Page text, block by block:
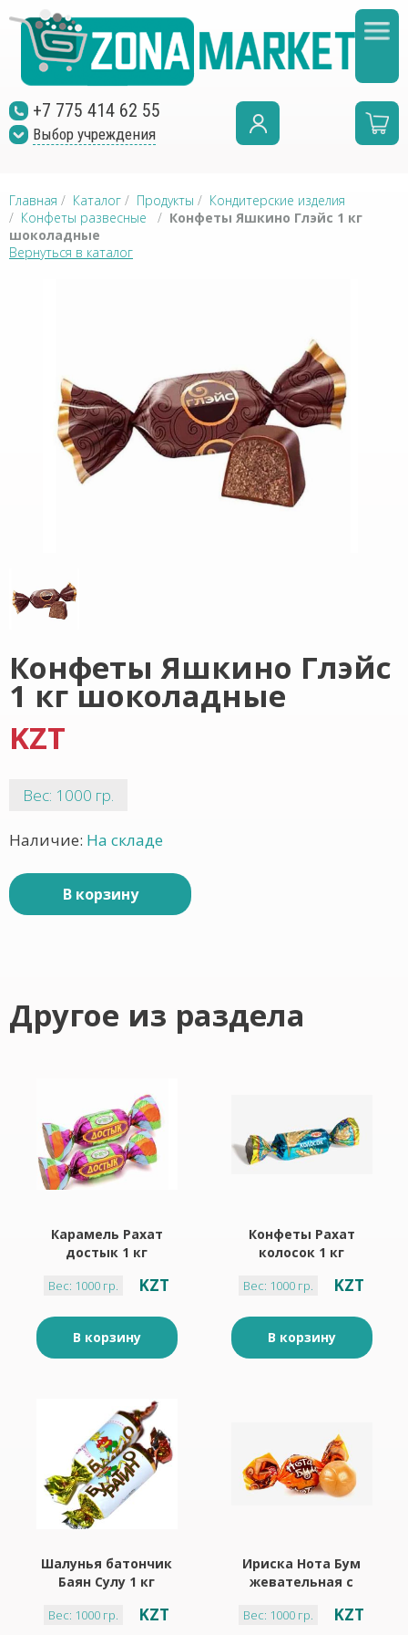
+7 775 414 62 55
Выбор учреждения
Главная / Каталог / Продукты / Кондитерские изделия
/ Конфеты развесные / Конфеты Яшкино Глэйс 1 кг
шоколадные
Вернуться в каталог
Конфеты Яшкино Глэйс
1 кг шоколадные
KZT
Вес: 1000 гр.
Наличие: На складе
В корзину
Другое из раздела
Карамель Рахат
достык 1 кг
Вес: 1000 гр. KZT
В корзину
Конфеты Рахат
колосок 1 кг
Вес: 1000 гр. KZT
В корзину
Шалунья батончик
Баян Сулу 1 кг
Вес: 1000 гр. KZT
Ириска Нота Бум
жевательная с
1 кг
Вес: 1000 гр. KZT